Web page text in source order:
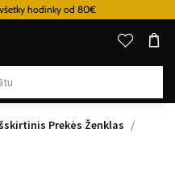
hodinky od 80€
Prekės Ženklas